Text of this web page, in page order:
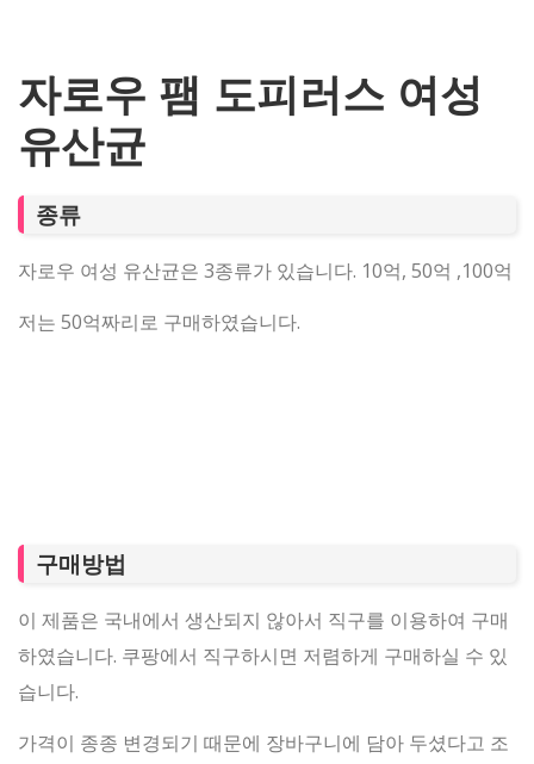
자로우 팸 도피러스 여성
유산균
종류
자로우 여성 유산균은 3종류가 있습니다. 10억, 50억 ,100억
저는 50억짜리로 구매하였습니다.
구매방법
이 제품은 국내에서 생산되지 않아서 직구를 이용하여 구매
하였습니다. 쿠팡에서 직구하시면 저렴하게 구매하실 수 있
습니다.
가격이 종종 변경되기 때문에 장바구니에 담아 두셨다고 조